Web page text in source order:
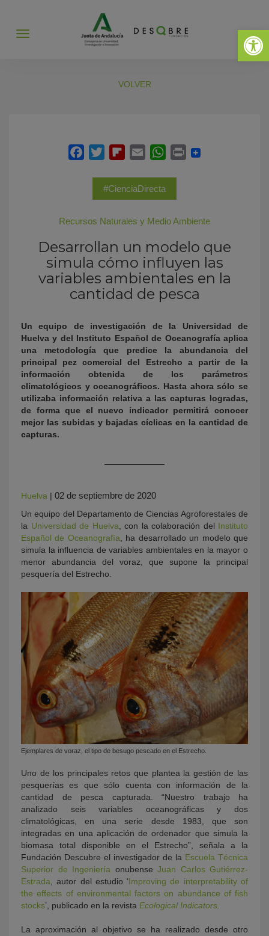
Abrir
Abrir
VOLVER
#CienciaDirecta
Recursos Naturales y Medio Ambiente
Desarrollan un modelo que
simula cómo influyen las
variables ambientales en la
cantidad de pesca
Un equipo de investigación de la Universidad de
Huelva y del Instituto Español de Oceanografía aplica
una metodología que predice la abundancia del
principal pez comercial del Estrecho a partir de la
información obtenida de los parámetros
climatológicos y oceanográficos. Hasta ahora sólo se
utilizaba información relativa a las capturas logradas,
de forma que el nuevo indicador permitirá conocer
mejor las subidas y bajadas cíclicas en la cantidad de
capturas.
Huelva | 02 de septiembre de 2020
Un equipo del Departamento de Ciencias Agroforestales de
la Universidad de Huelva , con la colaboración del Instituto
Español de Oceanografía , ha desarrollado un modelo que
simula la influencia de variables ambientales en la mayor o
menor abundancia del voraz, que supone la principal
pesquería del Estrecho.
Ejemplares de voraz, el tipo de besugo pescado en el Estrecho.
Uno de los principales retos que plantea la gestión de las
pesquerías es que sólo cuenta con información de la
cantidad de pesca capturada. “Nuestro trabajo ha
analizado seis variables oceanográficas y dos
climatológicas, en una serie desde 1983, que son
integradas en una aplicación de ordenador que simula la
biomasa total disponible en el Estrecho”, señala a la
Fundación Descubre el investigador de la Escuela Técnica
Superior de Ingeniería onubense Juan Carlos Gutiérrez-
Estrada , autor del estudio ‘Improving de interpretability of
the effects of environmental factors on abundance of fish
stocks’, publicado en la revista Ecological Indicators
La aproximación al objetivo se ha realizado desde otro